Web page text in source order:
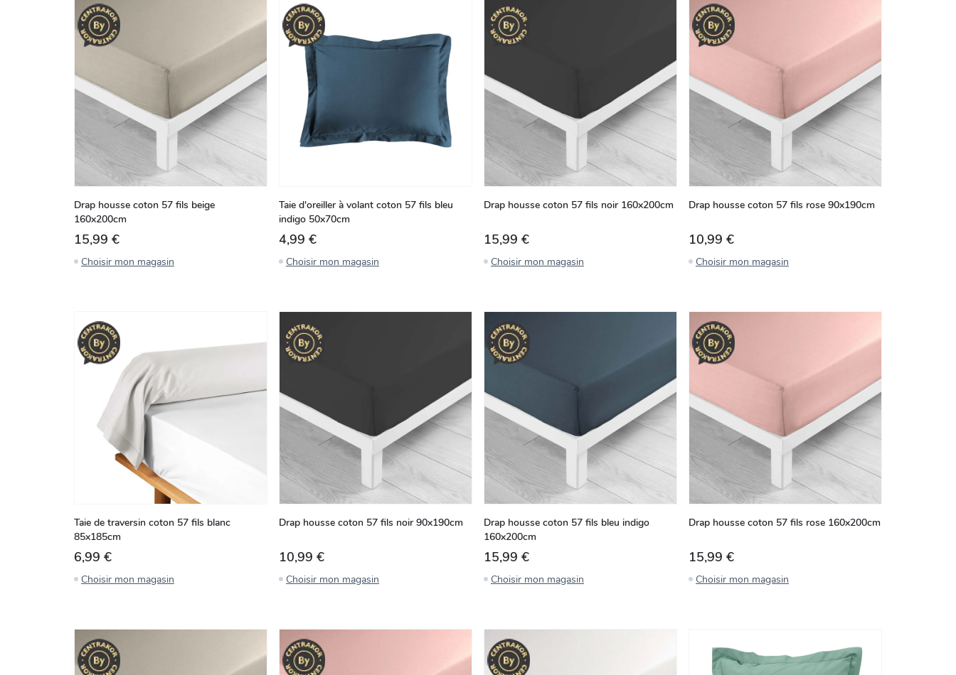
Drap housse coton 57 fils beige
160x200cm
15,99 €
Choisir mon magasin
Taie d'oreiller à volant coton 57 fils bleu
indigo 50x70cm
4,99 €
Choisir mon magasin
Drap housse coton 57 fils noir 160x200cm
15,99 €
Choisir mon magasin
Drap housse coton 57 fils rose 90x190cm
10,99 €
Choisir mon magasin
Taie de traversin coton 57 fils blanc
85x185cm
6,99 €
Choisir mon magasin
Drap housse coton 57 fils noir 90x190cm
10,99 €
Choisir mon magasin
Drap housse coton 57 fils bleu indigo
160x200cm
15,99 €
Choisir mon magasin
Drap housse coton 57 fils rose 160x200cm
15,99 €
Choisir mon magasin